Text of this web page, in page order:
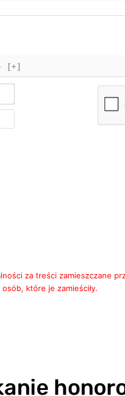
[+]
Imię*
mail
za treści zamieszczane
osób, które je zamieściły.